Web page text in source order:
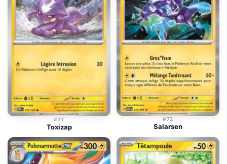
#71
Toxizap
#72
Salarsen